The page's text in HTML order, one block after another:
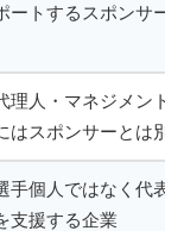
ートするスポンサー
理人・マネジメント
はスポンサーとは別
手個人ではなく代表
支援する企業